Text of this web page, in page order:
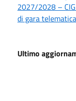
2027/2028 –
di gara telematica
Ultimo